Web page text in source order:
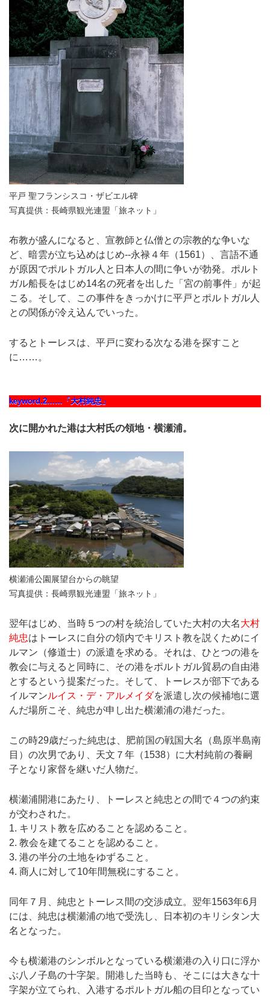
平戸 聖フランシスコ・ザビエル碑
写真提供：長崎県観光連盟「旅ネット」
布教が盛んになると、宣教師と仏僧との宗教的な争いな
ど、暗雲が立ち込めはじめ--永禄４年（1561）、言語不通
が原因でポルトガル人と日本人の間に争いが勃発。ポルト
ガル船長をはじめ14名の死者を出した「宮の前事件」が起
こる。そして、この事件をきっかけに平戸とポルトガル人
との関係が冷え込んでいった。
するとトーレスは、平戸に変わる次なる港を探すこと
に……。
keyword.2……「大村純忠」
次に開かれた港は大村氏の領地・横瀬浦。
横瀬浦公園展望台からの眺望
写真提供：長崎県観光連盟「旅ネット」
翌年はじめ、当時５つの村を統治していた大村の大名大村
純忠はトーレスに自分の領内でキリスト教を説くためにイ
ルマン（修道士）の派遣を求める。それは、ひとつの港を
教会に与えると同時に、その港をポルトガル貿易の自由港
とするという提案だった。そして、トーレスが部下である
イルマンルイス・デ・アルメイダを派遣し次の候補地に選
んだ場所こそ、純忠が申し出た横瀬浦の港だった。
この時29歳だった純忠は、肥前国の戦国大名（島原半島南
目）の次男であり、天文７年（1538）に大村純前の養嗣
子となり家督を継いだ人物だ。
横瀬浦開港にあたり、トーレスと純忠との間で４つの約束
が交わされた。
1. キリスト教を広めることを認めること。
2. 教会を建てることを認めること。
3. 港の半分の土地をゆずること。
4. 商人に対して10年間無税にすること。
同年７月、純忠とトーレス間の交渉成立。翌年1563年6月
には、純忠は横瀬浦の地で受洗し、日本初のキリシタン大
名となった。
今も横瀬港のシンボルとなっている横瀬港の入り口に浮か
ぶ八ノ子島の十字架。開港した当時も、そこには大きな十
字架が立てられ、入港するポルトガル船の目印となってい